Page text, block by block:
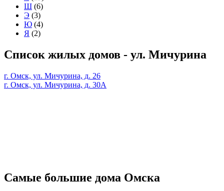
Ш (6)
Э (3)
Ю (4)
Я (2)
Список жилых домов - ул. Мичурина
г. Омск, ул. Мичурина, д. 26
г. Омск, ул. Мичурина, д. 30А
Самые большие дома Омска